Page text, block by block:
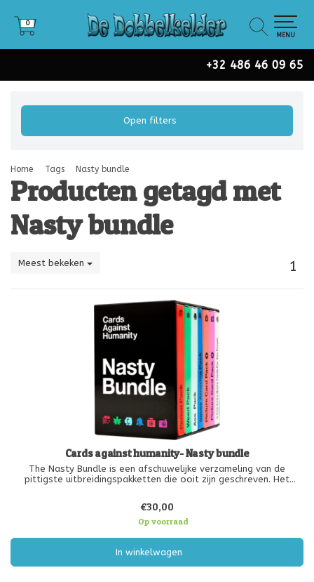
+32 486 46 09 65
0
0
MENU
Open filters
Home Tags Nasty bundle
Producten getagd met
Nasty bundle
Meest bekeken 1
Cards against humanity- Nasty bundle
The Nasty Bundle is een afschuwelijke verzameling van de
pittigste uitbreidingspakketten die ooit zijn geschreven. Het
een han
€30,00
Op voorraad
In winkelwagen